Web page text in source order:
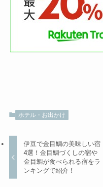
ホテル・お出かけ
伊豆で金目鯛の美味しい宿
4選！金目鯛づくしの宿や
金目鯛が食べられる宿をラ
ンキングで紹介！